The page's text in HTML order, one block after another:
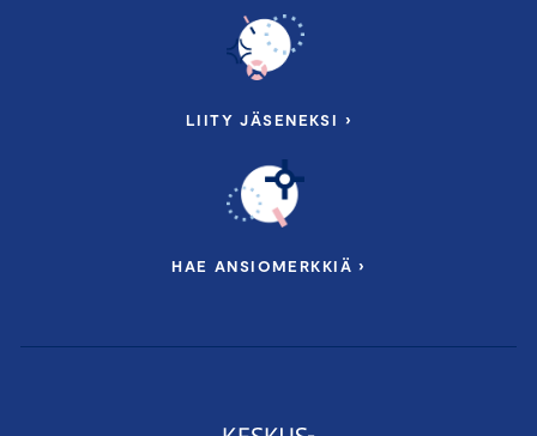
LIITY JÄSENEKSI ›
HAE ANSIOMERKKIÄ ›